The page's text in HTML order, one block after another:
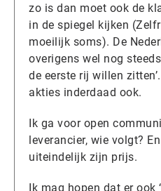
zo is dan moet ook de
in de spiegel kijken
moeilijk soms). De
overigens wel nog
de eerste rij willen
akties inderdaad ook.
Ik ga voor open
leverancier, wie volgt?
uiteindelijk zijn prijs.
Ik mag hopen dat er ook